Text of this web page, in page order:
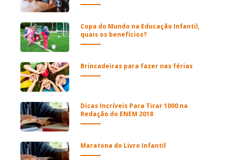
Copa do Mundo na Educação Infantil,
quais os benefícios?
Brincadeiras para fazer nas férias
Dicas Incríveis Para Tirar 1000 na
Redação do ENEM 2018
Maratona do Livro Infantil